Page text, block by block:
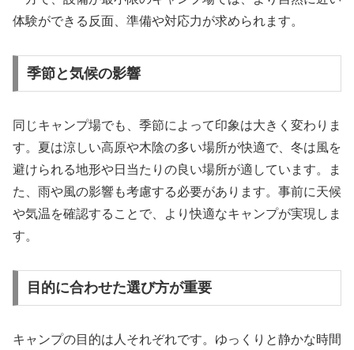
体験ができる反面、準備や対応力が求められます。
季節と気候の影響
同じキャンプ場でも、季節によって印象は大きく変わりま
す。夏は涼しい高原や木陰の多い場所が快適で、冬は風を
避けられる地形や日当たりの良い場所が適しています。ま
た、雨や風の影響も考慮する必要があります。事前に天候
や気温を確認することで、より快適なキャンプが実現しま
す。
目的に合わせた選び方が重要
キャンプの目的は人それぞれです。ゆっくりと静かな時間